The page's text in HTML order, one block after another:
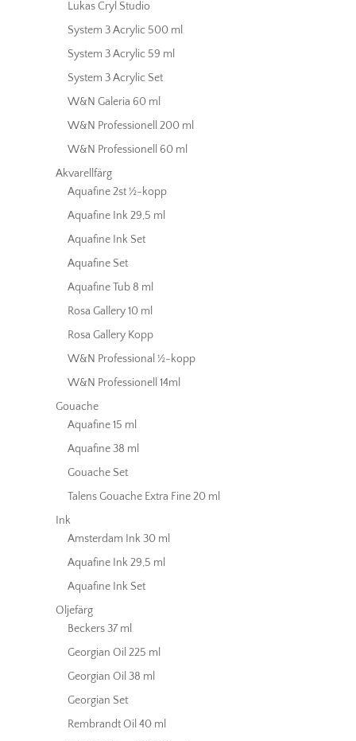
Lukas Cryl Studio
System 3 Acrylic 500 ml
System 3 Acrylic 59 ml
System 3 Acrylic Set
W&N Galeria 60 ml
W&N Professionell 200 ml
W&N Professionell 60 ml
Akvarellfärg
Aquafine 2st ½-kopp
Aquafine Ink 29,5 ml
Aquafine Ink Set
Aquafine Set
Aquafine Tub 8 ml
Rosa Gallery 10 ml
Rosa Gallery Kopp
W&N Professional ½-kopp
W&N Professionell 14ml
Gouache
Aquafine 15 ml
Aquafine 38 ml
Gouache Set
Talens Gouache Extra Fine 20 ml
Ink
Amsterdam Ink 30 ml
Aquafine Ink 29,5 ml
Aquafine Ink Set
Oljefärg
Beckers 37 ml
Georgian Oil 225 ml
Georgian Oil 38 ml
Georgian Set
Rembrandt Oil 40 ml